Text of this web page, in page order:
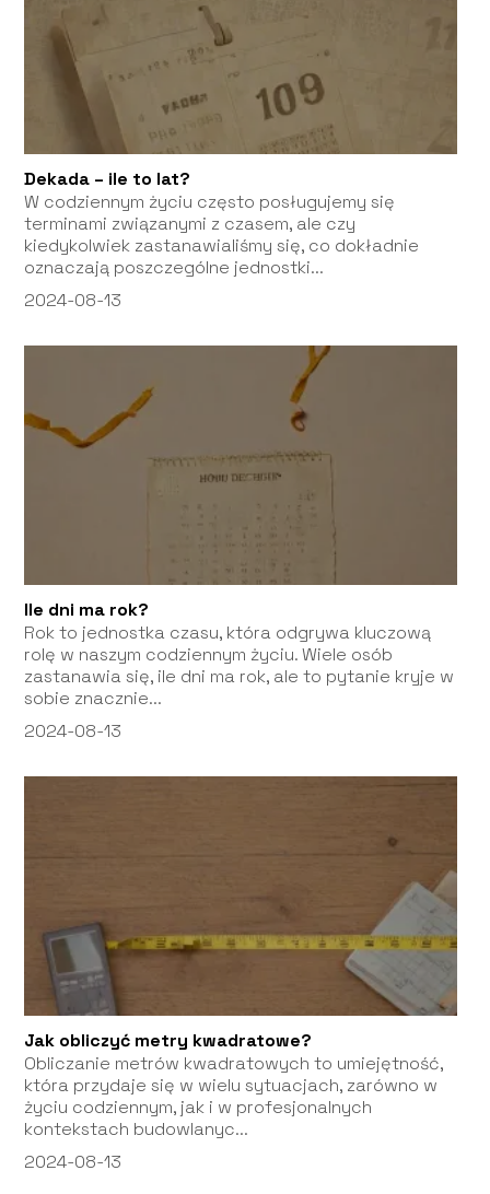
Dekada – ile to lat?
W codziennym życiu często posługujemy się
terminami związanymi z czasem, ale czy
kiedykolwiek zastanawialiśmy się, co dokładnie
oznaczają poszczególne jednostki...
2024-08-13
Ile dni ma rok?
Rok to jednostka czasu, która odgrywa kluczową
rolę w naszym codziennym życiu. Wiele osób
zastanawia się, ile dni ma rok, ale to pytanie kryje w
sobie znacznie...
2024-08-13
Jak obliczyć metry kwadratowe?
Obliczanie metrów kwadratowych to umiejętność,
która przydaje się w wielu sytuacjach, zarówno w
życiu codziennym, jak i w profesjonalnych
kontekstach budowlanyc...
2024-08-13